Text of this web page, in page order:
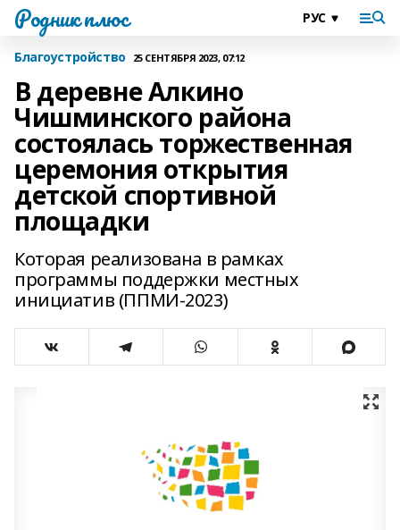
Родник плюс
Благоустройство 25 СЕНТЯБРЯ 2023, 07:12
В деревне Алкино
Чишминского района
состоялась торжественная
церемония открытия
детской спортивной
площадки
Которая реализована в рамках
программы поддержки местных
инициатив (ППМИ-2023)